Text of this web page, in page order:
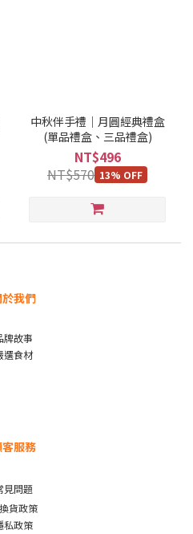
中秋伴手禮｜月圓經典禮盒
(單品禮盒、三品禮盒)
NT$496
NT$570 13% OFF
於我們
牌故事
選食材
服務
見問題
貨政策
私政策